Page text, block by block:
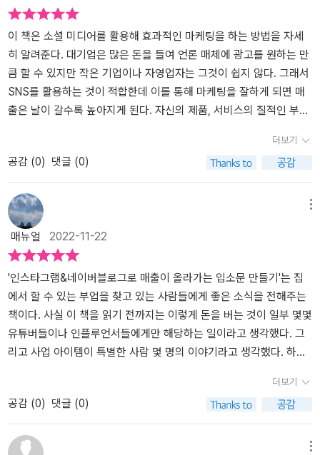
해서 공부를 해야겠다고 생각했는데 딱 적합한 책이라고 생각한다.
아직은 시작이라 하나하나 배워가면서 하고 있다. 인스타그램과 네이
버블로그 그외에도 많은 SNS 가 있다. 마케팅 방법은 다양하고 많겠
지만 하나씩 해본다면 초보자도 충분히 가능할것 같다.'해당 도서는
출판사로부터 서평 작성을 목적으로무료로 제공 받았습니다.'
진 찍는 실력도 형편없고 발로 찍은것 같은 결과물이 나오기 일쑤인
저에게도 훌륭한 선생님이 되어준 인스타그램&네이버 블로그로 매출
이 올라가는 입소문 만들기 책!인스타그램, 네이버 블로그 키워보고
싶으신 분들이라면 꼭 한번씩 읽어보시고 참고해보시면 좋을것 같습
니다. 초보 마켓 사장님이라면 완전 추천입니다. ​#인스타그램네이버
블로그로매출이올라가는입소문만들기 #인스타그램 #네이버블로그
용하고 있고 초보자도 쉽게 시작할수있는 플랫폼인 인스타그램과블
로그를 이용하여 마케팅하는 방법이 소개되어 있습니다.아주 친절하
게 계정을 만드는 과정부터 보여주고 있는데 인스타그램이 개인용,
프로페셔널 계정이 따로있는줄 몰라서 첫장부터 놀랬습니다! 그리고
계정을 처음 만들어본 사람들은 공감하실거에요.프로필과 소개글을
어떻게 해야할지 정말 고민 많이 했거든요.책속에서는 아주 친절하게
나와있고블로그에서는 블로그명 짓기, 대문 꾸미기,프로필 작성등 나
와있어 처음 만드시는 분들에게는 정말 도움이 많이 될 부분이라고
생각합니다.말로만 설명되어있으면 아무래도 실행하는데 힘들거라
생각이 들어요.책속에서는 설명과 함께 사진과 도표로 상세하게 되어
있어 계정 조차 못만드는 초보자도 쉽게따라할수있는 SNS마케팅 도
서인것같습니다.마지막으로 저도 라이브커머스를 통해 몇번 구매한
적이있었는데 저자의 노하우가 담긴 라이브커머스 준비과정과 팁을
한번에 볼수있어서 준비하고 계시는분들에게 큰 도움이 될것같습니
다.​SNS 홍보를 확실하게 하고 싶으신 분들,SNS 마케팅 공부를 하고
싶으신 분들,요즘 트렌드가 알고싶으신 분들,사장님, 예비 창업자 모
두에게 큰 도움이 될<인스타그램네이버블로그로매출이올라가는입
소문만들기> 읽어보시길 추천드립니다 ​​​​[도서를 지원받아 작성한 후
이 책은 소셜 미디어를 활용해 효과적인 마케팅을 하는 방법을 자세
히 알려준다. 대기업은 많은 돈을 들여 언론 매체에 광고를 원하는 만
큼 할 수 있지만 작은 기업이나 자영업자는 그것이 쉽지 않다. 그래서
SNS를 활용하는 것이 적합한데 이를 통해 마케팅을 잘하게 되면 매
출은 날이 갈수록 높아지게 된다. 자신의 제품, 서비스의 질적인 부분
는 부분이 매우 크기 때문이다.​이제 네이버 블로그는 예전만큼 효과
적인 마케팅 채널은 아니라고 생각하는 경우가 많다. 과거에는 많은
사람이 정보를 찾을 때 거의 네이버에서 검색을 하기 때문에 네이버
블로그를 통한 마케팅은 어떤 채널보다 효과적이었다. 하지만 이제는
유튜브, 페이스북, 인스타그램 등 여러 플랫폼이 있어 과거의 영광은
지나갔다는 평이 많다. 하지만 아직도 네이버 블로그는 활용 가치가
충분하다. 아직도 많은 사람이 네이버를 통해 검색을 하고 블로그만
의 마케팅과 브랜딩의 효과를 얻을 수 있는 부분이 있기 때문이다. 이
책은 블로그를 통한 마케팅에서 효과적인 입소문을 내기 위해서 어떤
기술들이 필요한지 세부적으로 알려준다.​그리고 지금은 블로그와 함
께 인스타그램의 영향력이 크다. 블로그는 글 위주의 홍보를 위해 활
용할 수 있다면 인스타그램은 사진 위주의 마케팅이어서 식당, 헬스
게 매우 효과적인 마케팅 채널이다. 인스타그램을 비즈니스용으로 활
용하려면 여러 툴과 활용법을 세부적으로 알아야 한다. 이 책은 기술
적인 부분과 함께 효과적인 인스타그램 입소문 내는 법을 자세히 알
려준다.​이 책은 대표적인 소셜미디어인 블로그와 인스타그램을 통해
더보기
공감 (0) 댓글 (0)
매뉴얼 2022-11-22
'인스타그램&네이버블로그로 매출이 올라가는 입소문 만들기'는 집
에서 할 수 있는 부업을 찾고 있는 사람들에게 좋은 소식을 전해주는
책이다. 사실 이 책을 읽기 전까지는 이렇게 돈을 버는 것이 일부 몇몇
유튜버들이나 인플루언서들에게만 해당하는 일이라고 생각했다. 그
리고 사업 아이템이 특별한 사람 몇 명의 이야기라고 생각했다. 하지
들었다. 그리고 내가 현재 하고 있는 네이버블로그를 조금만 신경쓰
면, 나도 여기서 추천하는 방법을 적용해 볼 수 있을 거라는 용기도 생
겼다.사실 주변에 인스타그램으로 돈을 버는 사람이 몇 명 생겼다. 그
런데 어떻게 돈을 버는지, 얼마를 벌 수 있는 지는 알려주지 않는다.
더보기
공감 (0) 댓글 (0)